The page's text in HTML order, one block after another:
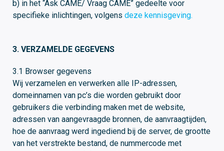
b) in het “Ask CAME/ Vraag CAME” gedeelte voor
specifieke inlichtingen, volgens deze kennisgeving.
3. VERZAMELDE GEGEVENS
3.1 Browser gegevens
Wij verzamelen en verwerken alle IP-adressen,
domeinnamen van pc’s die worden gebruikt door
gebruikers die verbinding maken met de website,
adressen van aangevraagde bronnen, de aanvraagtijden,
hoe de aanvraag werd ingediend bij de server, de grootte
van het verstrekte bestand, de nummercode met